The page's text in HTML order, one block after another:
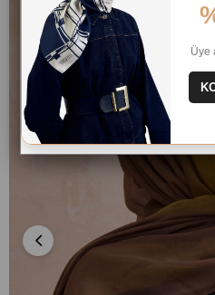
Üye